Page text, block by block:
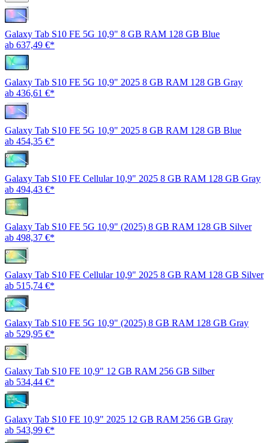
Galaxy Tab S10 FE 5G 10,9" 8 GB RAM 128 GB Blue
ab 637,49 €*
Galaxy Tab S10 FE 5G 10,9" 2025 8 GB RAM 128 GB Gray
ab 436,61 €*
Galaxy Tab S10 FE 5G 10,9" 2025 8 GB RAM 128 GB Blue
ab 454,35 €*
Galaxy Tab S10 FE Cellular 10,9" 2025 8 GB RAM 128 GB Gray
ab 494,43 €*
Galaxy Tab S10 FE 5G 10,9" (2025) 8 GB RAM 128 GB Silver
ab 498,37 €*
Galaxy Tab S10 FE Cellular 10,9" 2025 8 GB RAM 128 GB Silver
ab 515,74 €*
Galaxy Tab S10 FE 5G 10,9" (2025) 8 GB RAM 128 GB Gray
ab 529,95 €*
Galaxy Tab S10 FE 10,9" 12 GB RAM 256 GB Silber
ab 534,44 €*
Galaxy Tab S10 FE 10,9" 2025 12 GB RAM 256 GB Gray
ab 543,99 €*